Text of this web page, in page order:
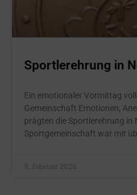
Sportlerehrung in
Ein emotionaler Vormittag
Gemeinschaft Emotionen,
prägten die Sportlerehrung in
Sportgemeinschaft war mit
9. Februar 2026